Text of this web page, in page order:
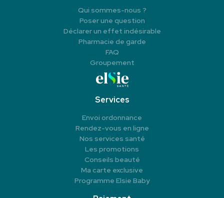
Qui sommes-nous ?
Poser une question
Déclarer un effet indésirable
Pharmacie de garde
FAQ
Groupement
Services
Envoi ordonnance
Rendez-vous en ligne
Nos services santé
Les promotions
Conseils beauté
Ma carte exclusive
Programme Elsie Baby